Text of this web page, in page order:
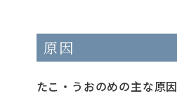
原因
たこ・うおのめの主な原